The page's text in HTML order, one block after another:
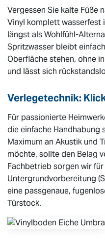
Vergessen Sie kalte Füße
Vinyl komplett wasserfest
längst als Wohlfühl-
Spritzwasser bleibt
Oberfläche stehen, ohne
und lässt sich
Verlegetechnik:
Für passionierte
die einfache Handhabung
Maximum an Akustik und
möchte, sollte den Belag
Fachbetrieb sorgen wir
Untergrundvorbereitung
eine passgenaue,
Türstock.